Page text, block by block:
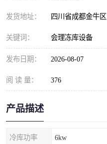
发货地址： 四川省成都金牛区
关键词： 会理冻库设备
发布日期： 2026-08-07
阅 读 量： 376
产品描述
冷库功率 6kw